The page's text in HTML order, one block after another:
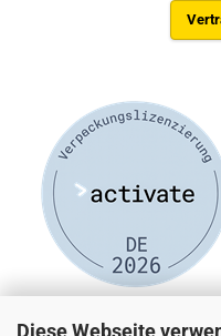
Diese Webseite